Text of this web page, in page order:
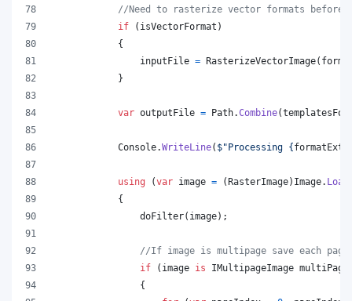
//Need to rasterize vector formats before
if
( isVectorFormat )
{
inputFile = RasterizeVectorImage(
}
var outputFile = Path.Combine(
Console.WriteLine( $"Processing {formatExt
using (var image = (RasterImage) Image. Load
{
doFilter( image) ;
//If image is multipage save each
if
( image is IMultipageImage multiPage
{